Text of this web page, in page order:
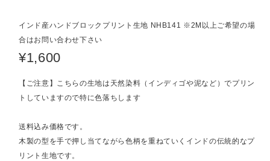
インド産ハンドブロックプリント生地 NHB141 ※2M以上ご希望の場
合はお問い合わせ下さい
¥1,600
【ご注意】こちらの生地は天然染料（インディゴや泥など）でプリン
トしていますので特に色落ちします
送料込み価格です。
木製の型を手で押し当てながら色柄を重ねていくインドの伝統的なプ
リント生地です。